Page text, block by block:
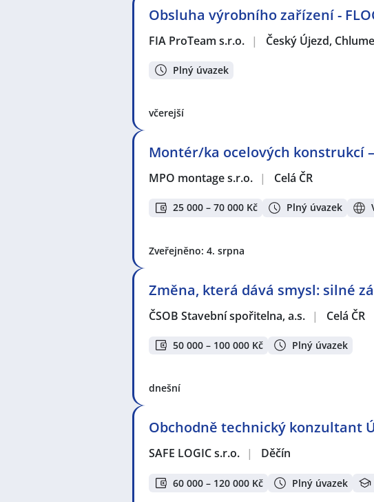
Obsluha výrobního zařízení -
FIA ProTeam s.r.o. | Český Újezd,
Plný úvazek
včerejší
Montér/ka ocelových konstrukcí –
MPO montage s.r.o. | Celá ČR
25 000 – 70 000 Kč Plný úvazek
Zveřejněno: 4. srpna
Změna, která dává smysl: silné
ČSOB Stavební spořitelna, a.s. | Celá ČR
50 000 – 100 000 Kč Plný úvazek
dnešní
Obchodně technický konzultant
SAFE LOGIC s.r.o. | Děčín
60 000 – 120 000 Kč Plný úvazek